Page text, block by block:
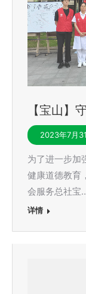
【宝山】
2023年7月
为了进一步加
健康道德教育
会服务总社宝
详情